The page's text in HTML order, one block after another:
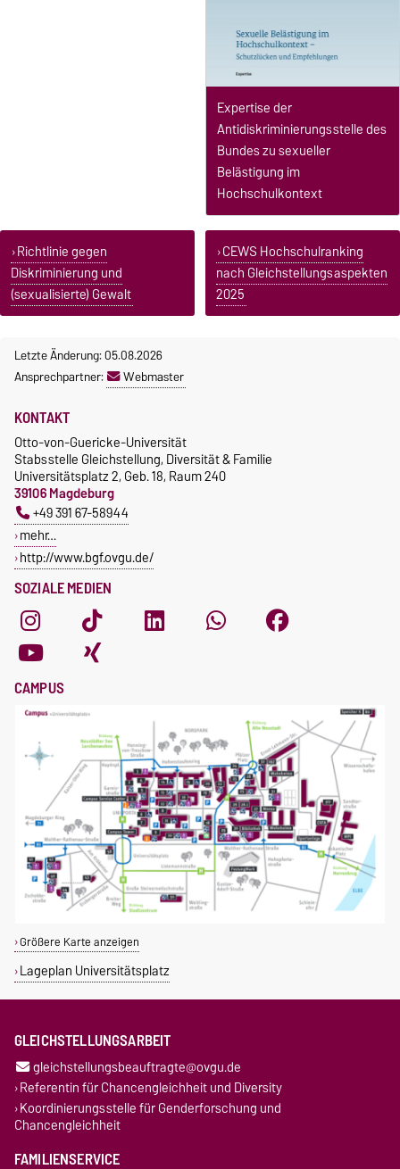
Expertise der
Antidiskriminierungsstelle des
Bundes zu sexueller
Belästigung im
Hochschulkontext
Richtlinie gegen
Diskriminierung und
(sexualisierte) Gewalt
CEWS Hochschulranking
nach Gleichstellungsaspekten
2025
Letzte Änderung: 05.08.2026
Ansprechpartner:
Webmaster
SOZIALE MEDIEN
KONTAKT
Otto-von-Guericke-Universität
Stabsstelle Gleichstellung, Diversität & Familie
Universitätsplatz 2, Geb. 18, Raum 240
39106 Magdeburg
+49 391 67-58944
mehr…
http://www.bgf.ovgu.de/
CAMPUS
Größere Karte anzeigen
Lageplan Universitätsplatz
GLEICHSTELLUNGSARBEIT
gleichstellungsbeauftragte@ovgu.de
Referentin für Chancengleichheit und Diversity
Koordinierungsstelle für Genderforschung und
Chancengleichheit
FAMILIENSERVICE